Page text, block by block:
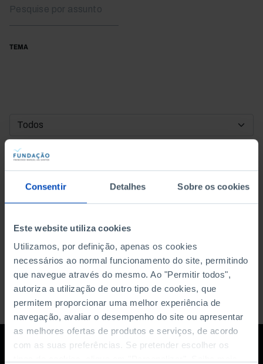
Consentir Detalhes Sobre os cookies
Este website utiliza cookies
Utilizamos, por definição, apenas os cookies
necessários ao normal funcionamento do site, permitindo
que navegue através do mesmo. Ao "Permitir todos",
autoriza a utilização de outro tipo de cookies, que
permitem proporcionar uma melhor experiência de
navegação, avaliar o desempenho do site ou apresentar
as melhores ofertas de produtos e serviços, de acordo
com as suas preferências. Se pretender escolher os
TEMA
DATA DE INÍCIO
DATA DE FIM